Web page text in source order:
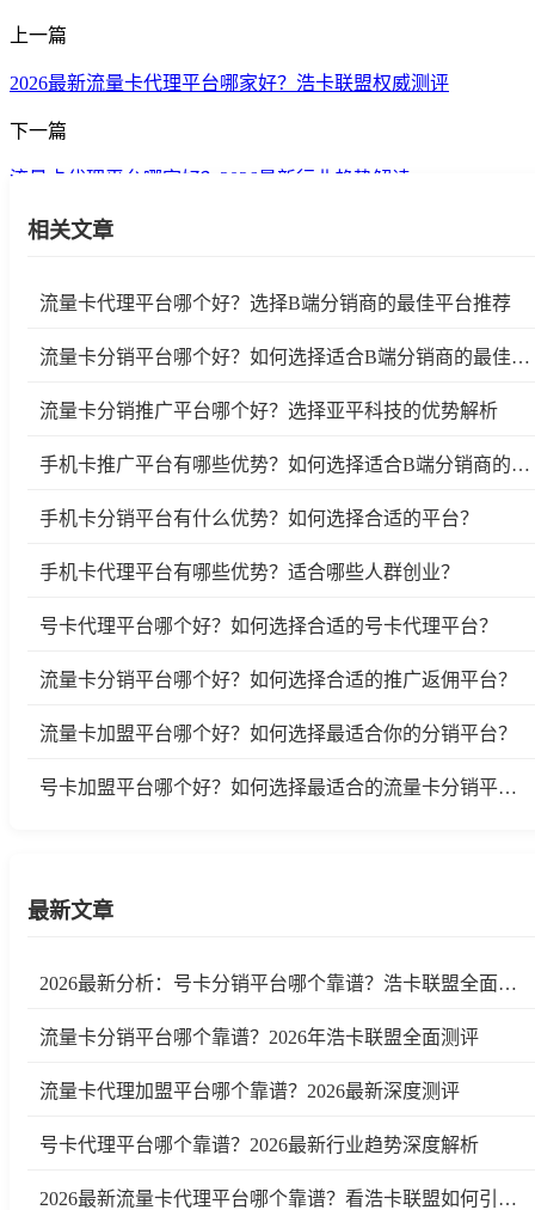
上一篇
2026最新流量卡代理平台哪家好？浩卡联盟权威测评
下一篇
流量卡代理平台哪家好？2026最新行业趋势解读
相关文章
流量卡代理平台哪个好？选择B端分销商的最佳平台推荐
流量卡分销平台哪个好？如何选择适合B端分销商的最佳平台
流量卡分销推广平台哪个好？选择亚平科技的优势解析
手机卡推广平台有哪些优势？如何选择适合B端分销商的优质平台？
手机卡分销平台有什么优势？如何选择合适的平台？
手机卡代理平台有哪些优势？适合哪些人群创业？
号卡代理平台哪个好？如何选择合适的号卡代理平台？
流量卡分销平台哪个好？如何选择合适的推广返佣平台？
流量卡加盟平台哪个好？如何选择最适合你的分销平台？
号卡加盟平台哪个好？如何选择最适合的流量卡分销平台？
最新文章
2026最新分析：号卡分销平台哪个靠谱？浩卡联盟全面测评
流量卡分销平台哪个靠谱？2026年浩卡联盟全面测评
流量卡代理加盟平台哪个靠谱？2026最新深度测评
号卡代理平台哪个靠谱？2026最新行业趋势深度解析
2026最新流量卡代理平台哪个靠谱？看浩卡联盟如何引领行业变革